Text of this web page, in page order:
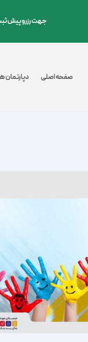
جهت رزرو پیش
صفحه اصلی دپارتمان